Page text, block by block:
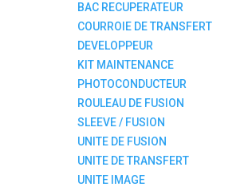
BAC RECUPERATEUR
COURROIE DE TRANSFERT
DEVELOPPEUR
KIT MAINTENANCE
PHOTOCONDUCTEUR
ROULEAU DE FUSION
SLEEVE / FUSION
UNITE DE FUSION
UNITE DE TRANSFERT
UNITE IMAGE